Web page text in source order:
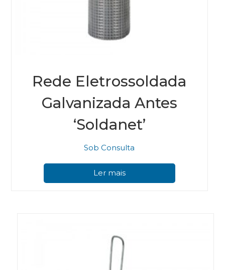
Rede Eletrossoldada
Galvanizada Antes
‘Soldanet’
Sob Consulta
Ler mais